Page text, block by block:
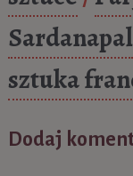
Sardanapal
sztuka
Dodaj